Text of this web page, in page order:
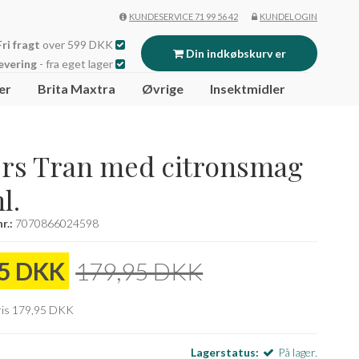
KUNDESERVICE 71 99 56 42 KUNDELOGIN
fragt over 599 DKK
- fra eget lager
Din indkøbskurv er
tom
Brita Maxtra Øvrige Insektmidler
Tran med citronsmag
7070866024598
DKK 179,95 DKK
179,95 DKK
Lagerstatus: På lager.